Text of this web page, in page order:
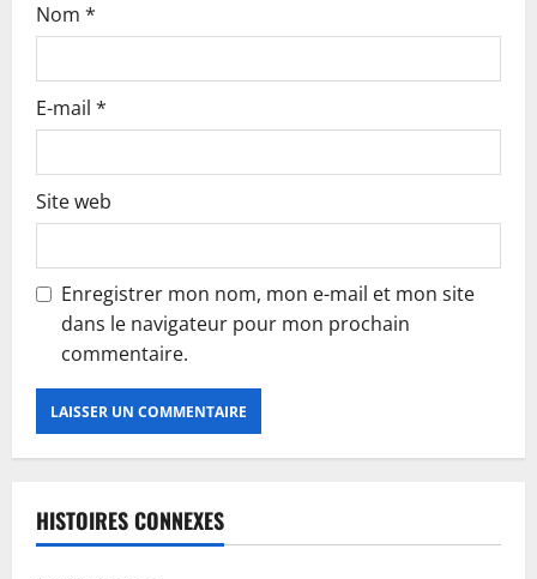
Nom *
E-mail *
Site web
Enregistrer mon nom, mon e-mail et mon site
dans le navigateur pour mon prochain
commentaire.
HISTOIRES CONNEXES